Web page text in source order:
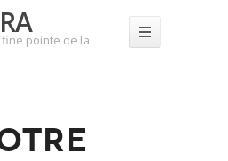
pointe de la